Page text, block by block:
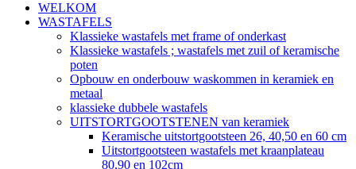
WELKOM
WASTAFELS
Klassieke wastafels met frame of onderkast
Klassieke wastafels ; wastafels met zuil of keramische
poten
Opbouw en onderbouw waskommen in keramiek en
metaal
klassieke dubbele wastafels
UITSTORTGOOTSTENEN van keramiek
Keramische uitstortgootsteen 26, 40,50 en 60 cm
Uitstortgootsteen wastafels met kraanplateau
80,90 en 102cm